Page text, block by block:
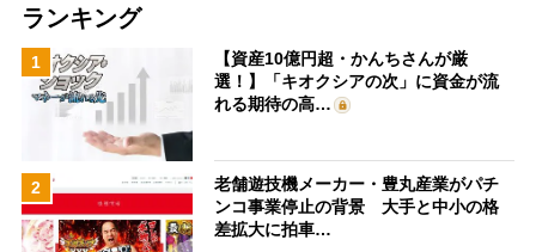
ランキング
1
【資産10億円超・かんちさんが厳
選！】「キオクシアの次」に資金が流
れる期待の高…
2
老舗遊技機メーカー・豊丸産業がパチ
ンコ事業停止の背景 大手と中小の格
差拡大に拍車…